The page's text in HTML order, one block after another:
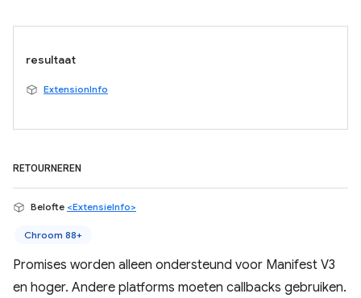
resultaat
ExtensionInfo
RETOURNEREN
Belofte <ExtensieInfo>
Chroom 88+
Promises worden alleen ondersteund voor Manifest V3
en hoger. Andere platforms moeten callbacks gebruiken.